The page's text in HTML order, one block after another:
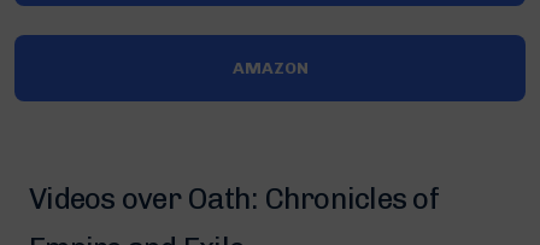
AMAZON
Videos over Oath: Chronicles of